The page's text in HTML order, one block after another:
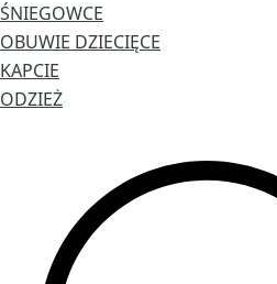
ŚNIEGOWCE
OBUWIE DZIECIĘCE
KAPCIE
ODZIEŻ